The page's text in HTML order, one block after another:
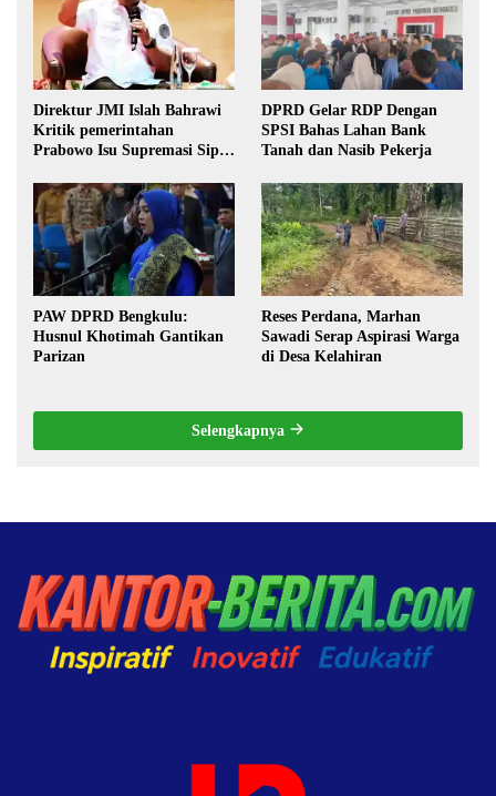
Direktur JMI Islah Bahrawi
Kritik pemerintahan
Prabowo Isu Supremasi Sipil,
Pilkada oleh DPRD
DPRD Gelar RDP Dengan
SPSI Bahas Lahan Bank
Tanah dan Nasib Pekerja
PAW DPRD Bengkulu:
Husnul Khotimah Gantikan
Parizan
Reses Perdana, Marhan
Sawadi Serap Aspirasi Warga
di Desa Kelahiran
Selengkapnya